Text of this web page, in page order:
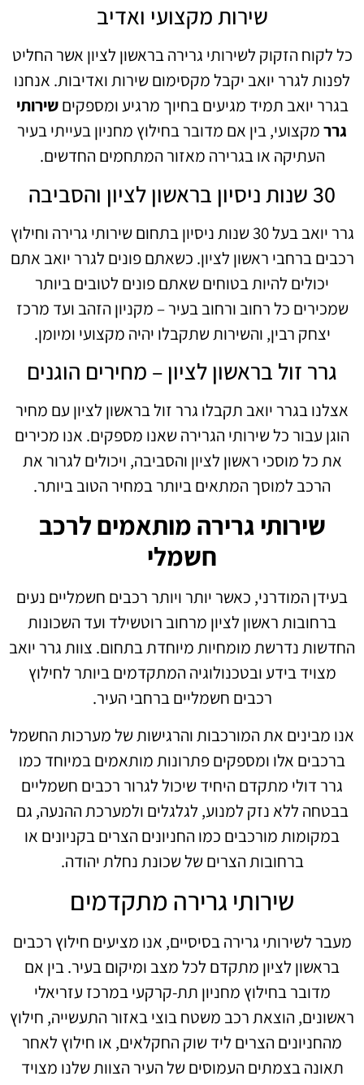
שירות מקצועי ואדיב
כל לקוח הזקוק לשירותי גרירה בראשון לציון אשר החליט
לפנות לגרר יואב יקבל מקסימום שירות ואדיבות. אנחנו
בגרר יואב תמיד מגיעים בחיוך מרגיע ומספקיםשירותי
גררמקצועי, בין אם מדובר בחילוץ מחניון בעייתי בעיר
העתיקה או בגרירה מאזור המתחמים החדשים.
30 שנות ניסיון בראשון לציון והסביבה
גרר יואב בעל 30 שנות ניסיון בתחום שירותי גרירה וחילוץ
רכבים ברחבי ראשון לציון. כשאתם פונים לגרר יואב אתם
יכולים להיות בטוחים שאתם פונים לטובים ביותר
שמכירים כל רחוב ורחוב בעיר – מקניון הזהב ועד מרכז
יצחק רבין, והשירות שתקבלו יהיה מקצועי ומיומן.
גרר זול בראשון לציון – מחירים הוגנים
אצלנו בגרר יואב תקבלו גרר זול בראשון לציון עם מחיר
הוגן עבור כל שירותי הגרירה שאנו מספקים. אנו מכירים
את כל מוסכי ראשון לציון והסביבה, ויכולים לגרור את
הרכב למוסך המתאים ביותר במחיר הטוב ביותר.
שירותי גרירה מותאמים לרכב
חשמלי
בעידן המודרני, כאשר יותר ויותר רכבים חשמליים נעים
ברחובות ראשון לציון מרחוב רוטשילד ועד השכונות
החדשות נדרשת מומחיות מיוחדת בתחום. צוות גרר יואב
מצויד בידע ובטכנולוגיה המתקדמים ביותר לחילוץ
רכבים חשמליים ברחבי העיר.
אנו מבינים את המורכבות והרגישות של מערכות החשמל
ברכבים אלו ומספקים פתרונות מותאמים במיוחד כמו
גרר דולי מתקדם היחיד שיכול לגרור רכבים חשמליים
בבטחה ללא נזק למנוע, לגלגלים ולמערכת ההנעה, גם
במקומות מורכבים כמו החניונים הצרים בקניונים או
ברחובות הצרים של שכונת נחלת יהודה.
שירותי גרירה מתקדמים
מעבר לשירותי גרירה בסיסיים, אנו מציעים חילוץ רכבים
בראשון לציון מתקדם לכל מצב ומיקום בעיר. בין אם
מדובר בחילוץ מחניון תת-קרקעי במרכז עזריאלי
ראשונים, הוצאת רכב משטח בוצי באזור התעשייה, חילוץ
מהחניונים הצרים ליד שוק החקלאים, או חילוץ לאחר
תאונה בצמתים העמוסים של העיר הצוות שלנו מצויד